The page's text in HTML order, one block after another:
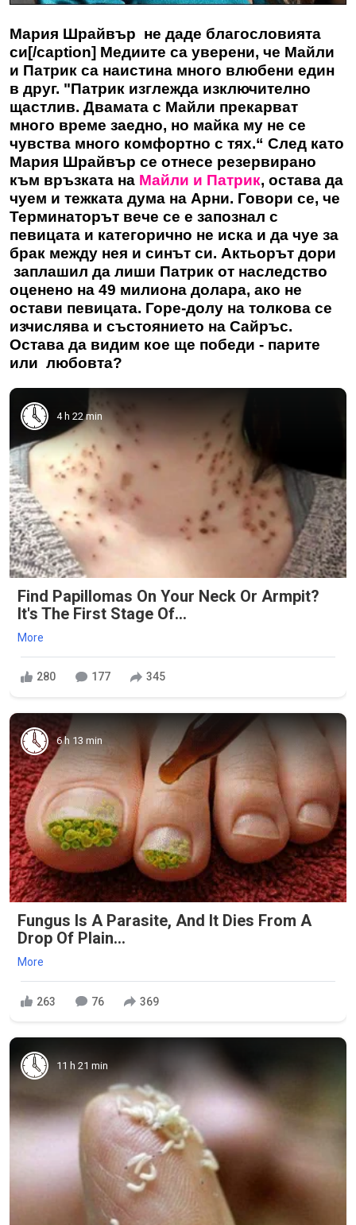
Мария Шрайвър не даде благословията
си[/caption] Медиите са уверени, че Майли
и Патрик са наистина много влюбени един
в друг. "Патрик изглежда изключително
щастлив. Двамата с Майли прекарват
много време заедно, но майка му не се
чувства много комфортно с тях.“ След като
Мария Шрайвър се отнесе резервирано
към връзката на Майли и Патрик, остава да
чуем и тежката дума на Арни. Говори се, че
Терминаторът вече се е запознал с
певицата и категорично не иска и да чуе за
брак между нея и синът си. Актьорът дори
заплашил да лиши Патрик от наследство
оценено на 49 милиона долара, ако не
остави певицата. Горе-долу на толкова се
изчислява и състоянието на Сайръс.
Остава да видим кое ще победи - парите
или любовта?
4 h 22 min
Find Papillomas On Your Neck Or Armpit?
It's The First Stage Of...
More
280 177 345
6 h 13 min
Fungus Is A Parasite, And It Dies From A
Drop Of Plain...
More
263 76 369
11 h 21 min